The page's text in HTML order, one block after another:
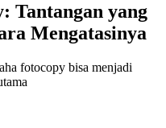
Tantangan yang
Mengatasinya
fotocopy bisa menjadi